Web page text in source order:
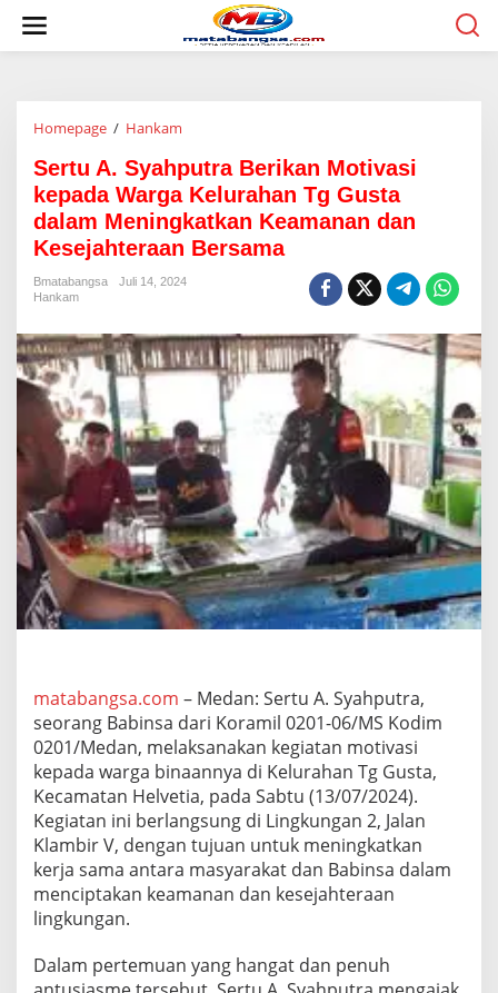
w
Homepage / Hankam
r
u
A
.
y
p
u
a
B
e
r
k
a
n
M
o
t
s
i
k
e
p
a
d
a
W
a
K
e
Sertu A. Syahputra Berikan Motivasi
kepada Warga Kelurahan Tg Gusta
dalam Meningkatkan Keamanan dan
Kesejahteraan Bersama
Bmatabangsa
Juli 14, 2024
Hankam
matabangsa.com – Medan: Sertu A. Syahputra,
seorang Babinsa dari Koramil 0201-06/MS Kodim
0201/Medan, melaksanakan kegiatan motivasi
kepada warga binaannya di Kelurahan Tg Gusta,
Kecamatan Helvetia, pada Sabtu (13/07/2024).
Kegiatan ini berlangsung di Lingkungan 2, Jalan
Klambir V, dengan tujuan untuk meningkatkan
kerja sama antara masyarakat dan Babinsa dalam
menciptakan keamanan dan kesejahteraan
lingkungan.
Dalam pertemuan yang hangat dan penuh